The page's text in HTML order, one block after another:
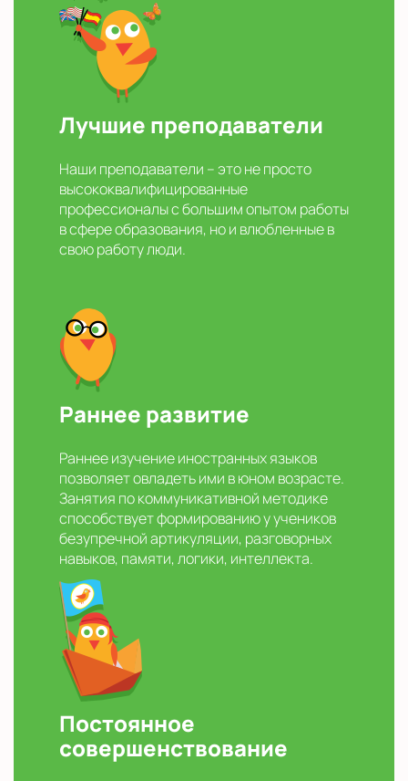
Лучшие преподаватели
Наши преподаватели – это не просто
высококвалифицированные
профессионалы с большим опытом работы
в сфере образования, но и влюбленные в
свою работу люди.
Раннее развитие
Раннее изучение иностранных языков
позволяет овладеть ими в юном возрасте.
Занятия по коммуникативной методике
способствует формированию у учеников
безупречной артикуляции, разговорных
навыков, памяти, логики, интеллекта.
Постоянное
совершенствование